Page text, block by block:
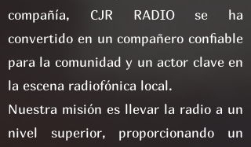
compañía, CJR RADIO se ha
convertido en un compañero confiable
para la comunidad y un actor clave en
la escena radiofónica local.
Nuestra misión es llevar la radio a un
nivel superior, proporcionando un